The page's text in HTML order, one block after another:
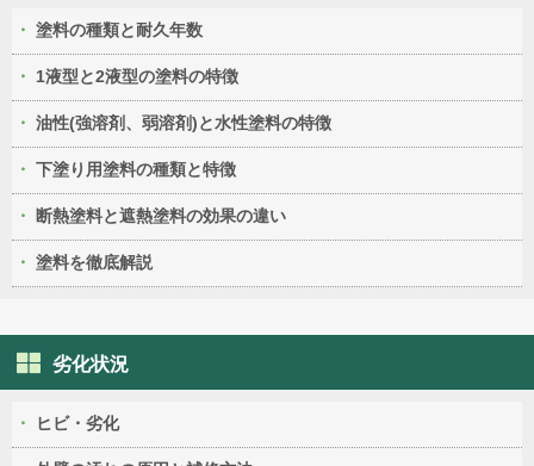
塗料の種類と耐久年数
1液型と2液型の塗料の特徴
油性(強溶剤、弱溶剤)と水性塗料の特徴
下塗り用塗料の種類と特徴
断熱塗料と遮熱塗料の効果の違い
塗料を徹底解説
劣化状況
ヒビ・劣化